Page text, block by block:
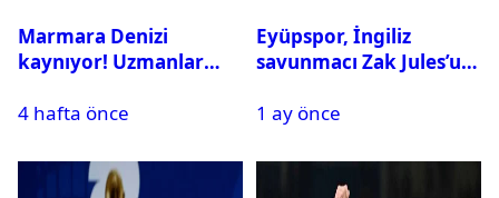
Marmara Denizi
kaynıyor! Uzmanlar
4 hafta önce
Eyüpspor, İngiliz
savunmacı Zak Jules’u
1 ay önce